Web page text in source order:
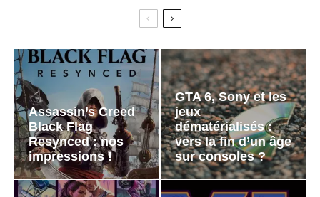
Assassin’s Creed
Black Flag
Resynced : nos
impressions !
GTA 6, Sony et les
jeux
dématérialisés :
vers la fin d’un âge
sur consoles ?